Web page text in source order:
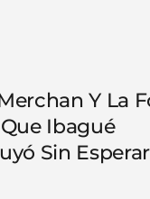
Y La
Ibagué
Sin